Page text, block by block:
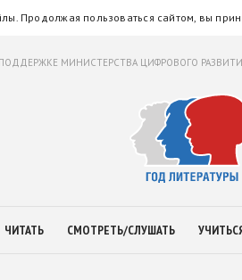
Продолжая пользоваться сайтом, вы
МИНИСТЕРСТВА ЦИФРОВОГО
ЧИТАТЬ СМОТРЕТЬ/СЛУШАТЬ